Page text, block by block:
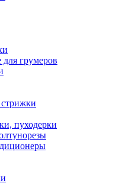
грумеров
пуходерки